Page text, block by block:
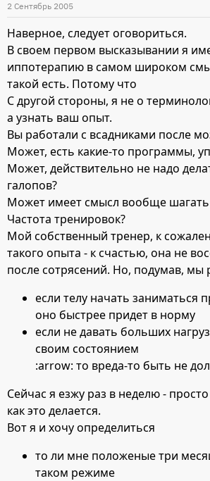
2 Сентябрь 2005
Наверное, следует оговориться.
В своем первом высказывании я
иппотерапию в самом широком
такой есть. Потому что
С другой стороны, я не о
а узнать ваш опыт.
Вы работали с всадниками после
Может, есть какие-то программы,
Может, действительно не надо
галопов?
Может имеет смысл вообще шагать
Частота тренировок?
Мой собственный тренер, к
такого опыта - к счастью, она не
после сотрясений. Но, подумав, мы
если телу начать заниматься
оно быстрее придет в норму
если не давать больших
своим состоянием
:arrow: то вреда-то быть не
Сейчас я езжу раз в неделю -
как это делается.
Вот я и хочу определиться
то ли мне положеные три
таком режиме